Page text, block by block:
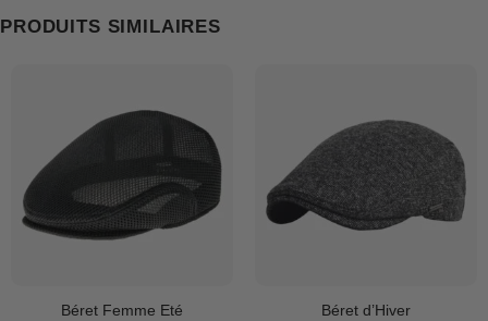
PRODUITS SIMILAIRES
Béret Femme Eté
Béret d’Hiver